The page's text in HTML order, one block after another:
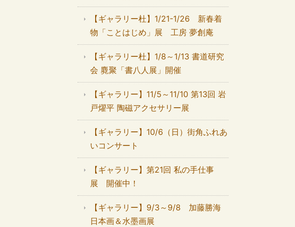
【ギャラリー杜】1/21-1/26 新春着
物「ことはじめ」展 工房 夢創庵
【ギャラリー杜】1/8～1/13 書道研究
会 麑聚「書八人展」開催
【ギャラリー】11/5～11/10 第13回 岩
戸燿平 陶磁アクセサリー展
【ギャラリー】10/6（日）街角ふれあ
いコンサート
【ギャラリー】第21回 私の手仕事
展 開催中！
【ギャラリー】9/3～9/8 加藤勝海
日本画＆水墨画展